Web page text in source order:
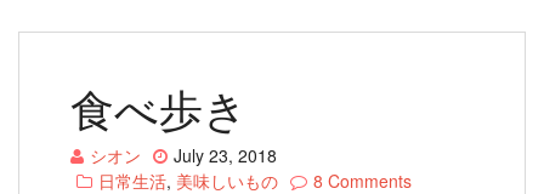
食べ歩き
シオン
July 23, 2018
日常生活, 美味しいもの
8 Comments